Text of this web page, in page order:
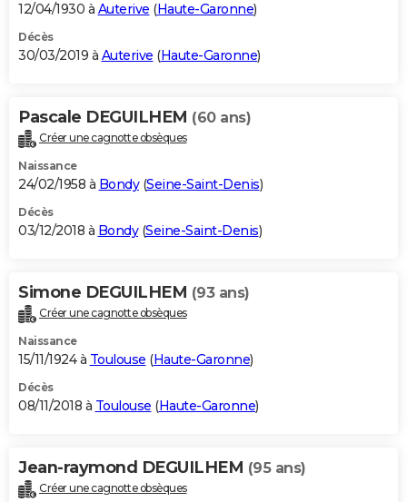
12/04/1930 à Auterive (Haute-Garonne)
Décès
30/03/2019 à Auterive (Haute-Garonne)
Pascale DEGUILHEM (60 ans)
Créer une cagnotte obsèques
Naissance
24/02/1958 à Bondy(Seine-Saint-Denis)
Décès
03/12/2018 à Bondy(Seine-Saint-Denis)
Simone DEGUILHEM (93 ans)
Créer une cagnotte obsèques
Naissance
15/11/1924 à Toulouse (Haute-Garonne)
Décès
08/11/2018 à Toulouse (Haute-Garonne)
Jean-raymond DEGUILHEM (95 ans)
Créer une cagnotte obsèques